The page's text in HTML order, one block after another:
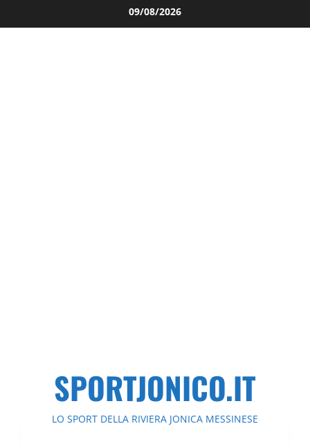
al
09/08/2026
SPORTJONICO.IT
LO SPORT DELLA RIVIERA JONICA MESSINESE